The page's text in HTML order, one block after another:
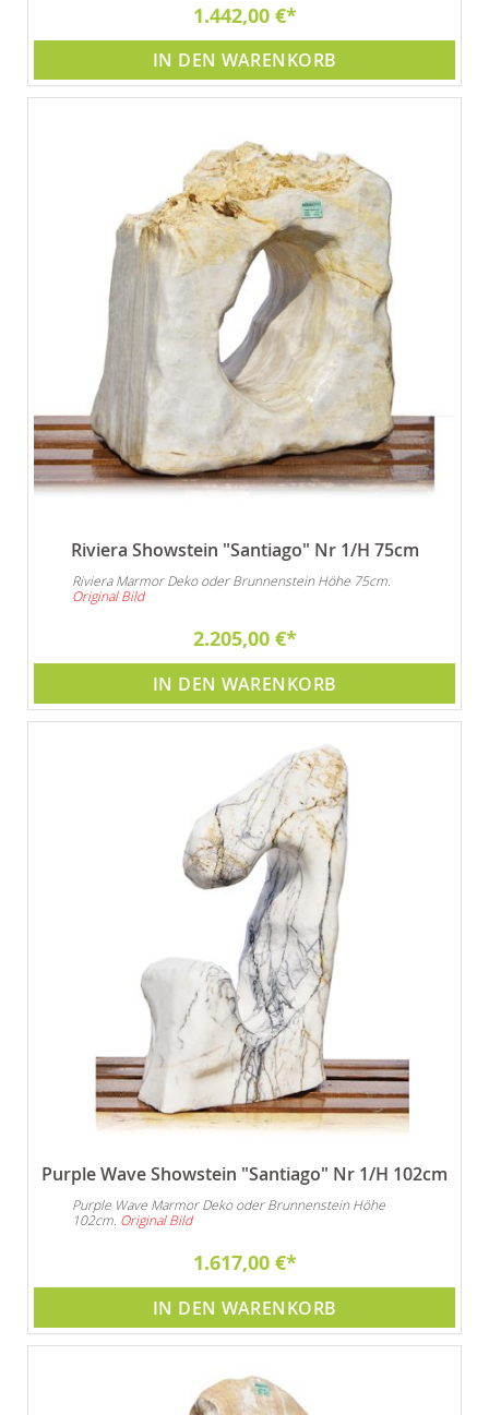
1.442,00 €
IN DEN WARENKORB
Riviera Showstein "Santiago" Nr 1/H 75cm
Riviera Marmor Deko oder Brunnenstein Höhe 75cm.
Original Bild
2.205,00 €
IN DEN WARENKORB
Purple Wave Showstein "Santiago" Nr 1/H 102cm
Purple Wave Marmor Deko oder Brunnenstein Höhe
102cm. Original Bild
1.617,00 €
IN DEN WARENKORB